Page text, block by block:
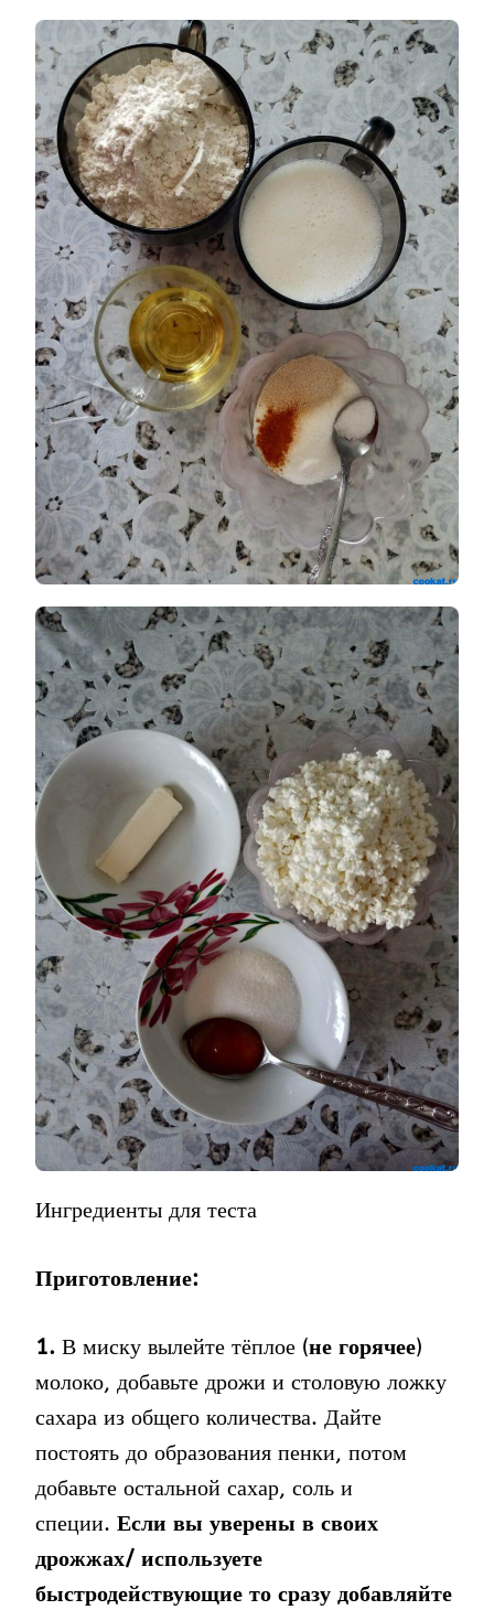
Ингредиенты для теста
Приготовление:
1. В миску вылейте тёплое (не горячее)
молоко, добавьте дрожи и столовую ложку
сахара из общего количества. Дайте
постоять до образования пенки, потом
добавьте остальной сахар, соль и
специи. Если вы уверены в своих
дрожжах/ используете
быстродействующие то сразу добавляйте